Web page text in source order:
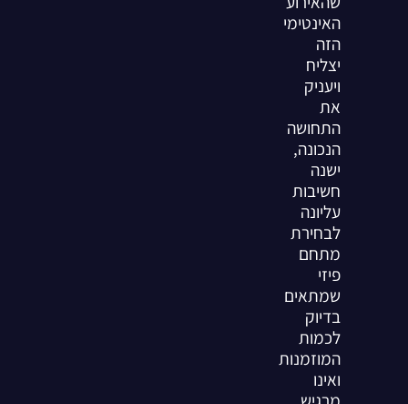
האינטימי
הזה
יצליח
ויעניק
את
התחושה
הנכונה,
ישנה
חשיבות
עליונה
לבחירת
מתחם
פיזי
שמתאים
בדיוק
לכמות
המוזמנות
ואינו